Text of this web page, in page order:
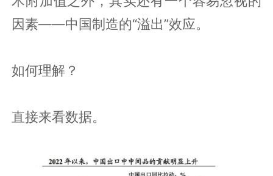
因素——中国制造的“溢出”效应。
如何理解？
直接来看数据。